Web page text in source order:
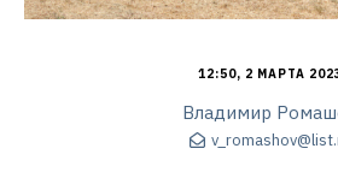
12:50, 2 МАРТА
Владимир